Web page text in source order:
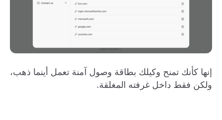
إنها كأنك تمنح وكيلك بطاقة وصول آمنة تعمل أينما ذهب،
ولكن فقط داخل غرفته المغلقة.